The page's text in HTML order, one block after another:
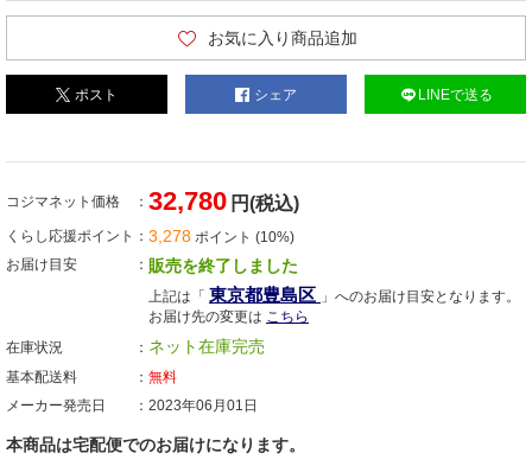
お気に入り商品追加
ポスト シェア LINEで送る
コジマネット価格 32,780 円(税込)
くらし応援ポイント 3,278 ポイント (10%)
お届け目安
販売を終了しました
上記は「 東京都豊島区 」へのお届け目安となります。
お届け先の変更は こちら
在庫状況
ネット在庫完売
基本配送料
無料
メーカー発売日
2023年06月01日
本商品は宅配便でのお届けになります。